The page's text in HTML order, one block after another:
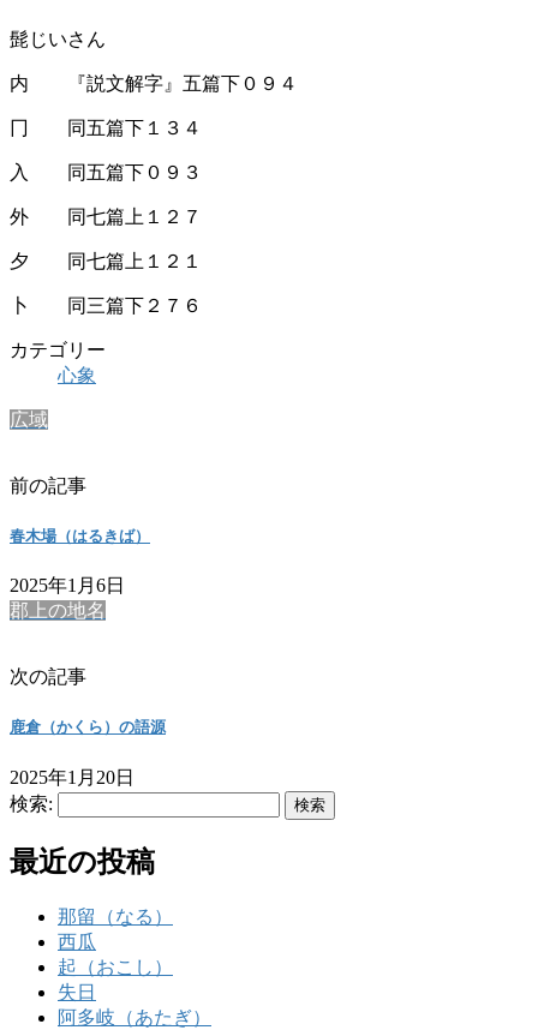
髭じいさん
内 『説文解字』五篇下０９４
冂 同五篇下１３４
入 同五篇下０９３
外 同七篇上１２７
夕 同七篇上１２１
卜 同三篇下２７６
カテゴリー
心象
広域
前の記事
春木場（はるきば）
2025年1月6日
郡上の地名
次の記事
鹿倉（かくら）の語源
2025年1月20日
検索:
最近の投稿
那留（なる）
西瓜
起（おこし）
失日
阿多岐（あたぎ）